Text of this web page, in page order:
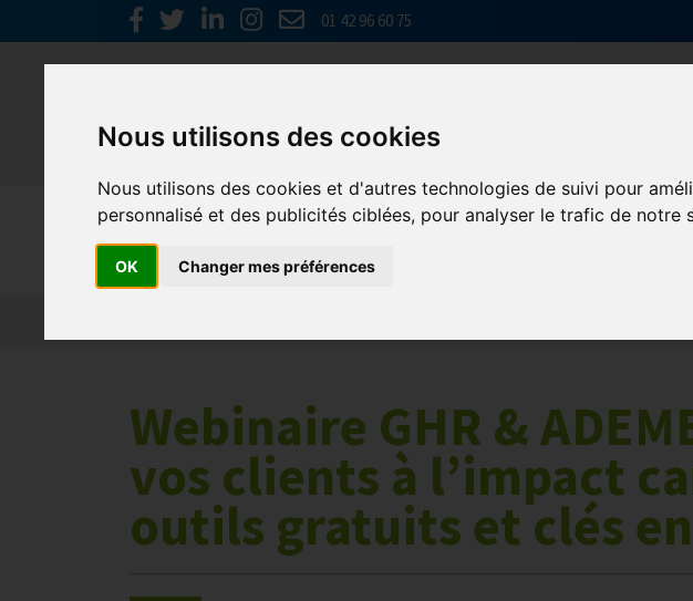
Nous utilisons des cookies
Nous utilisons des cookies et d'autres technologies de suivi pour
personnalisé et des publicités ciblées, pour analyser le trafic de
OK Changer mes préférences
01 42 96 60 75
RSE
Webinaire GHR &
vos clients à l’impact
outils gratuits et clés